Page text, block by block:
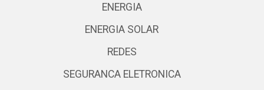
ENERGIA
ENERGIA SOLAR
REDES
SEGURANCA ELETRONICA